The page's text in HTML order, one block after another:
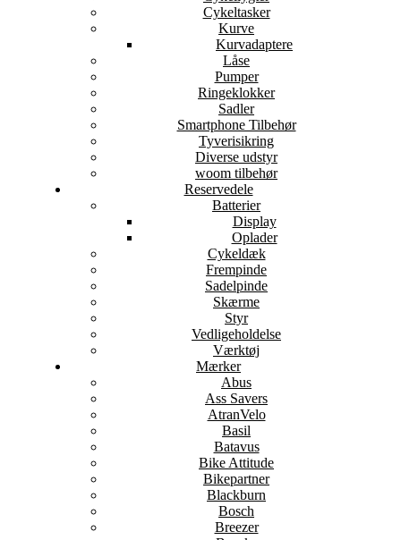
Cykeltasker
Kurve
Kurvadaptere
Låse
Pumper
Ringeklokker
Sadler
Smartphone Tilbehør
Tyverisikring
Diverse udstyr
woom tilbehør
Reservedele
Batterier
Display
Oplader
Cykeldæk
Frempinde
Sadelpinde
Skærme
Styr
Vedligeholdelse
Værktøj
Mærker
Abus
Ass Savers
AtranVelo
Basil
Batavus
Bike Attitude
Bikepartner
Blackburn
Bosch
Breezer